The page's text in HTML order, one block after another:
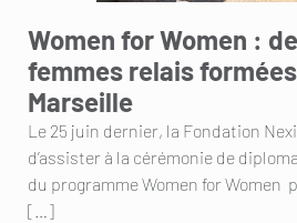
Women for Women :
femmes relais
Marseille
Le 25 juin dernier, la Fondation
d’assister à la cérémonie de
du programme Women for Women
[…]